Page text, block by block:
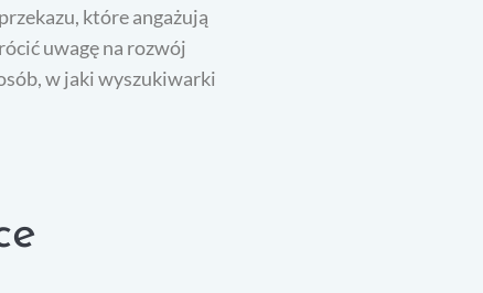
które angażują
uwagę na rozwój
w jaki wyszukiwarki